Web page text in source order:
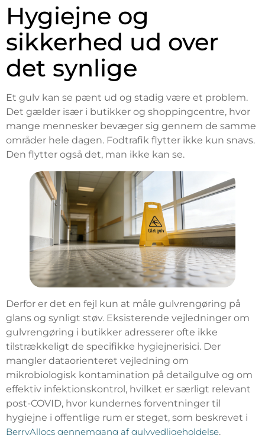
Hygiejne og
sikkerhed ud over
det synlige
Et gulv kan se pænt ud og stadig være et problem.
Det gælder især i butikker og shoppingcentre, hvor
mange mennesker bevæger sig gennem de samme
områder hele dagen. Fodtrafik flytter ikke kun snavs.
Den flytter også det, man ikke kan se.
Derfor er det en fejl kun at måle gulvrengøring på
glans og synligt støv. Eksisterende vejledninger om
gulvrengøring i butikker adresserer ofte ikke
tilstrækkeligt de specifikke hygiejnerisici. Der
mangler dataorienteret vejledning om
mikrobiologisk kontamination på detailgulve og om
effektiv infektionskontrol, hvilket er særligt relevant
post-COVID, hvor kundernes forventninger til
hygiejne i offentlige rum er steget, som beskrevet i
BerryAllocs gennemgang af gulvvedligeholdelse.